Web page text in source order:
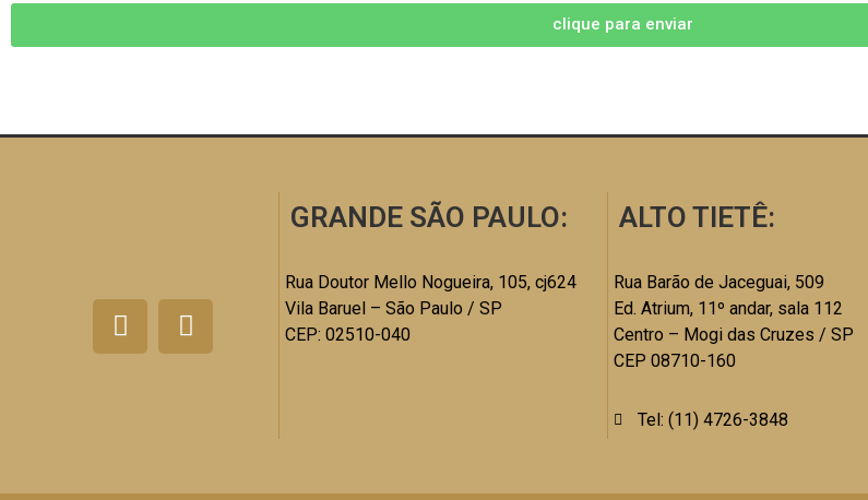
clique para enviar
GRANDE SÃO PAULO:
Rua Doutor Mello Nogueira, 105, cj624
Vila Baruel – São Paulo / SP
CEP: 02510-040
ALTO TIETÊ:
Rua Barão de Jaceguai, 509
Ed. Atrium, 11º andar, sala 112
Centro – Mogi das Cruzes / SP
CEP 08710-160
Tel: (11) 4726-3848